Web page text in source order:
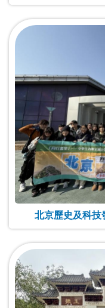
北京歷史及科